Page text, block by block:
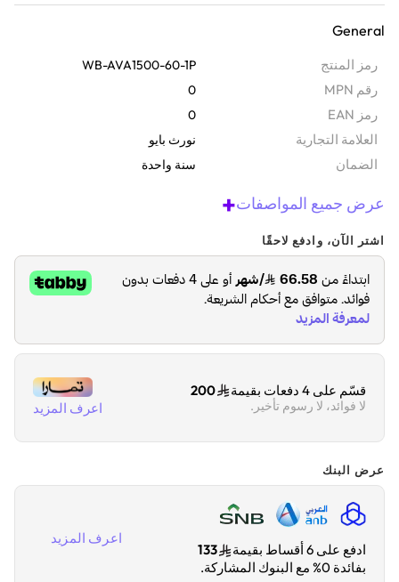
توافقه العالمي مع VESA، وارتفاعه القابل للتعديل، وإدارة الكابلات
المدمجة تجعله مثاليًا للمنازل، والمكاتب، والفصول الدراسية، أو المعارض
التجارية. تضيف الرفوف القوية للوسائط المتعددة فائدة للإكسسوارات،
بينما يحافظ تصميمه المحمول على ترتيب إعدادك بشكل أنيق واحترافي.
General
رمز المنتج WB-AVA1500-60-1P
رقم MPN 0
رمز EAN 0
‫العلامة التجارية نورث بايو
الضمان‬ سنة واحدة
عرض جميع المواصفات+
اشتر الآن، وادفع لاحقًا
قسّم على 4 دفعات بقيمة 200
لا فوائد، لا رسوم تأخير. اعرف المزيد
عرض البنك
ادفع على 6 أقساط بقيمة
133
بفائدة 0% مع البنوك المشاركة.
اعرف المزيد